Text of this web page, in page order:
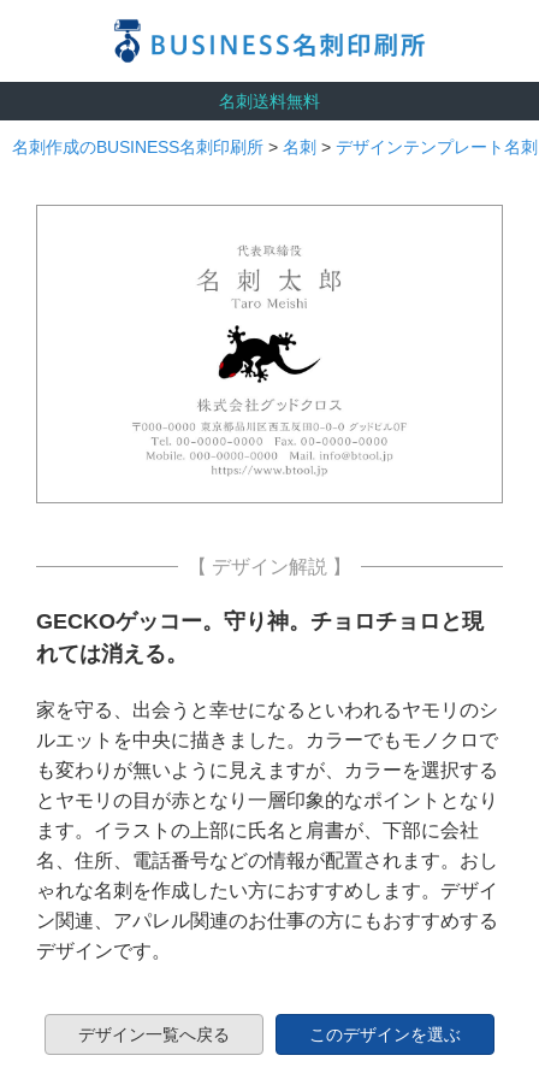
名刺送料無料
名刺作成のBUSINESS名刺印刷所 > 名刺 > デザインテンプレート名刺
【 デザイン解説 】
GECKOゲッコー。守り神。チョロチョロと現
れては消える。
家を守る、出会うと幸せになるといわれるヤモリのシ
ルエットを中央に描きました。カラーでもモノクロで
も変わりが無いように見えますが、カラーを選択する
とヤモリの目が赤となり一層印象的なポイントとなり
ます。イラストの上部に氏名と肩書が、下部に会社
名、住所、電話番号などの情報が配置されます。おし
ゃれな名刺を作成したい方におすすめします。デザイ
ン関連、アパレル関連のお仕事の方にもおすすめする
デザインです。
デザイン一覧へ戻る このデザインを選ぶ